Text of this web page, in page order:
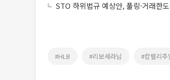
STO 하위법규 예상안, 풀링·거래한
#HLB #리보세라닙 #캄렐리주